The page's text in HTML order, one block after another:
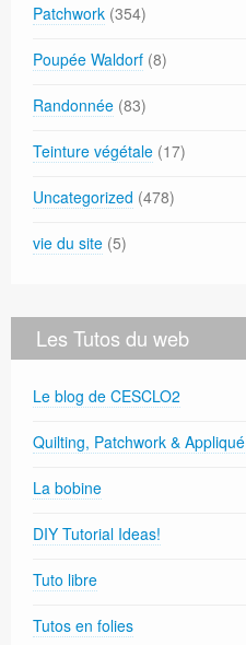
Patchwork (354)
Poupée Waldorf (8)
Randonnée (83)
Teinture végétale (17)
Uncategorized (478)
vie du site (5)
Les Tutos du web
Le blog de CESCLO2
Quilting, Patchwork & Appliqué
La bobine
DIY Tutorial Ideas!
Tuto libre
Tutos en folies